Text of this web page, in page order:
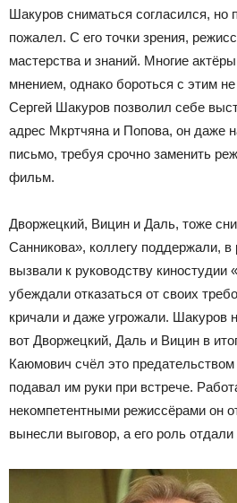
Шакуров сниматься согласился, но
пожалел. С его точки зрения,
мастерства и знаний. Многие
мнением, однако бороться с этим
Сергей Шакуров позволил себе
адрес Мкртчяна и Попова, он даже
письмо, требуя срочно заменить
фильм.
Дворжецкий, Вицин и Даль, тоже
Санникова», коллегу поддержали, в
вызвали к руководству
убеждали отказаться от своих
кричали и даже угрожали. Шакуров
вот Дворжецкий, Даль и Вицин в
Каюмович счёл это
подавал им руки при встрече.
некомпетентными режиссёрами он
вынесли выговор, а его роль